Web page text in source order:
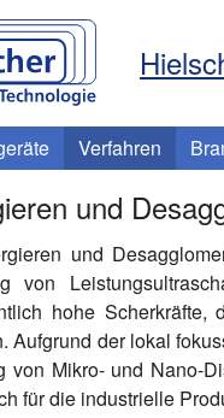
Verfahren
und
und
von
hohe Scherkräfte,
Aufgrund der lokal
von Mikro- und Nano-
für die industrielle